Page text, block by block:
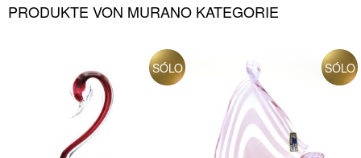
PRODUKTE VON MURANO KATEGORIE
SÓLO SÓLO